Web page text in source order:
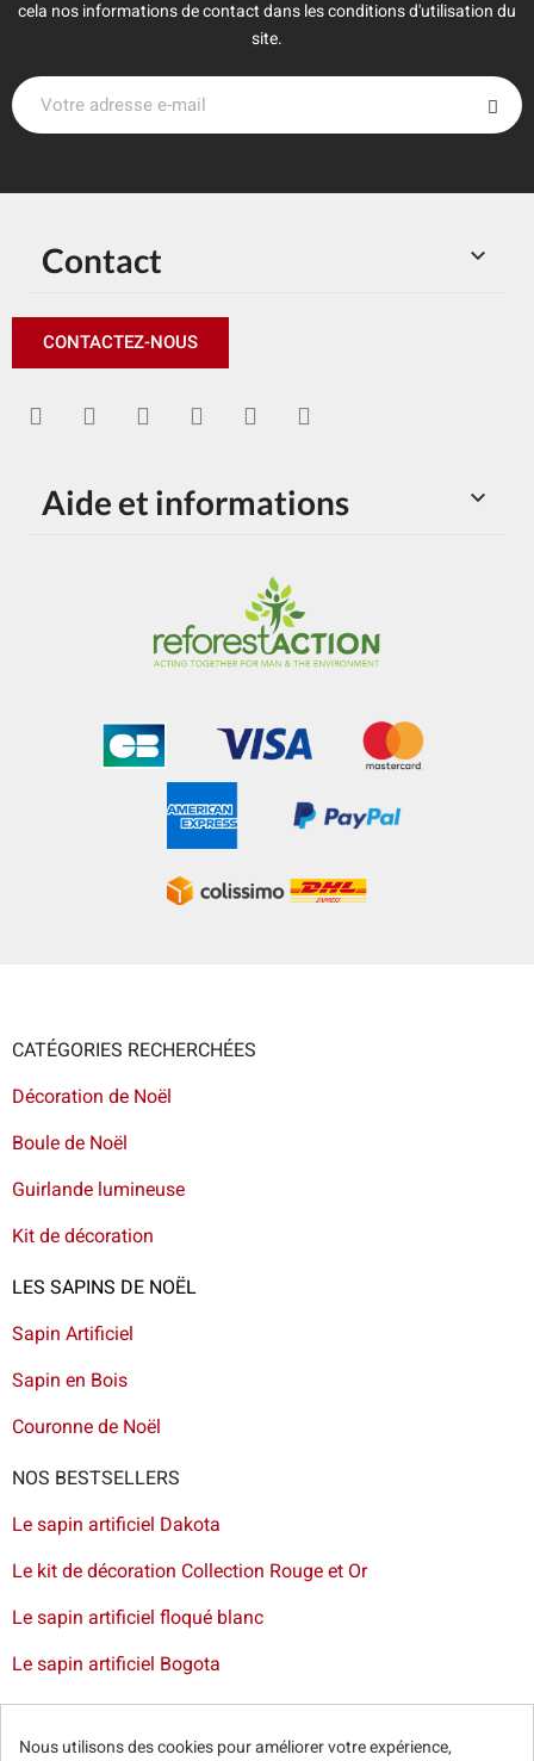
cela nos informations de contact dans les conditions d'utilisation du
site.

Contact
CONTACTEZ-NOUS

Aide et informations
CATÉGORIES RECHERCHÉES
Décoration de Noël
Boule de Noël
Guirlande lumineuse
Kit de décoration
LES SAPINS DE NOËL
Sapin Artificiel
Sapin en Bois
Couronne de Noël
NOS BESTSELLERS
Le sapin artificiel Dakota
Le kit de décoration Collection Rouge et Or
Le sapin artificiel floqué blanc
Le sapin artificiel Bogota
Paris-Livraison de votre sapin à Nantes-Livraison de
Nous utilisons des cookies pour améliorer votre expérience,